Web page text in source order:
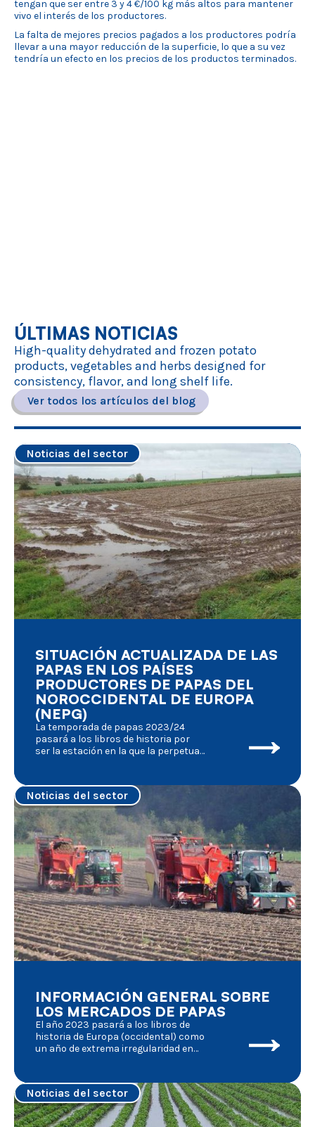
tengan que ser entre 3 y 4 €/100 kg más altos para mantener
vivo el interés de los productores.
La falta de mejores precios pagados a los productores podría
llevar a una mayor reducción de la superficie, lo que a su vez
tendría un efecto en los precios de los productos terminados.
ÚLTIMAS NOTICIAS
High-quality dehydrated and frozen potato
products, vegetables and herbs designed for
consistency, flavor, and long shelf life.
Ver todos los artículos del blog
Noticias del sector
SITUACIÓN ACTUALIZADA DE LAS
PAPAS EN LOS PAÍSES
PRODUCTORES DE PAPAS DEL
NOROCCIDENTAL DE EUROPA
(NEPG)
La temporada de papas 2023/24
pasará a los libros de historia por
ser la estación en la que la perpetua
vio afectada por un número
desconocido de factores, cada uno
de los cuales tuvo sus efectos al
mismo tiempo: las secuelas de la
pandemia de Covid, la serie
consecutiva de malas condiciones
meteorológicas, el conflicto militar
en Ucrania, las manifestaciones de
los agricultores enfurecidos, el
conflicto en Israel y sus
consecuencias para el transporte
marítimo, las elecciones en casi
todos los estados miembros de
Europa, el objetivo de nuevas
regulaciones para mantener el
Noticias del sector
INFORMACIÓN GENERAL SOBRE
LOS MERCADOS DE PAPAS
El año 2023 pasará a los libros de
historia de Europa (occidental) como
un año de extrema irregularidad en
papel muy importante en las
fluctuaciones de las circunstancias
del mercado, de los que hacemos un
breve resumen:
Noticias del sector